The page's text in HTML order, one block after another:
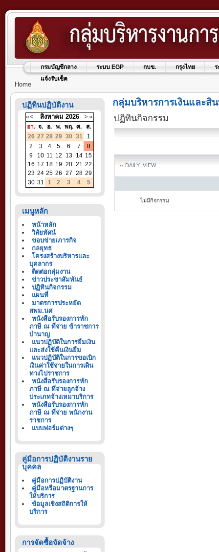
กรมบัญชีกลาง ระบบ EGP กบข. กรุงไทย
ร
แจ้งรับเช็ค
Home
ปฏิทินปฏิบัติงาน
«< สิงหาคม 2026 > »
อา. จ. อ. พ. พฤ. ศ.
ส.
26 27 28 29 30 31
1
2
3 4 5 6 7
8
9
10 11 12 13 14 15
16 17 18 19 20 21 22
23 24 25 26 27 28 29
30 31 1 2 3 4 5
เมนูหลัก
หน้าหลัก
วิสัยทัศน์
ขอบข่าย/ภารกิจ
กลยุทธ
โครงสร้างบริหารและ
บุคลากร
ติดต่อกลุ่มงาน
ข่าวประชาสัมพันธ์
ปฏิทินกิจกรรม
แผนที่
มาตรการประหยัด
สพม.นศ
หนังสือรับรองการหัก
ภาษี ณ ที่จ่าย ข้าราชการ
บำนาญ
แนวปฏิบัติในการยืมเงิน
และส่งใช้คืนเงินยืม
แนวปฏิบัติในการขอเบิก
เงินค่าใช้จ่ายในการเดิน
ทางไปราชการ
หนังสือรับรองการหัก
ภาษี ณ ที่จ่ายลูกจ้าง
ประเภทจ้างเหมาบริการ
หนังสือรับรองการหัก
ภาษี ณ ที่จ่าย พนักงาน
ราชการ
แบบฟอร์มต่างๆ
คู่มือการปฏิบัติงานราย
บุคคล
คู่มือการปฏิบัติงาน
คู่มือหรือมาตรฐานการ
ให้บริการ
ข้อมูลเชิงสถิติการให้
บริการ
การจัดซื้อจัดจ้าง
กลุ่มบริหารการเงินและสิ
ปฏิทินกิจกรรม
DAILY_VIEW
ไม่มีกิจกรรม